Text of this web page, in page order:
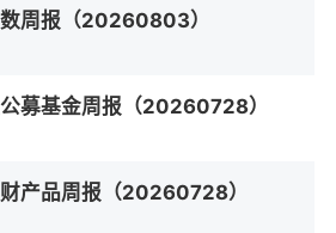
周报（20260803）
募基金周报（20260728）
产品周报（20260728）